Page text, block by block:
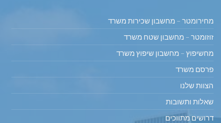
מחירומטר – מחשבון שכירות משרד
זוזומטר – מחשבון שטח משרד
מחשיפוץ – מחשבון שיפוץ משרד
פרסם משרד
הצוות שלנו
שאלות ותשובות
דרושים מתווכים